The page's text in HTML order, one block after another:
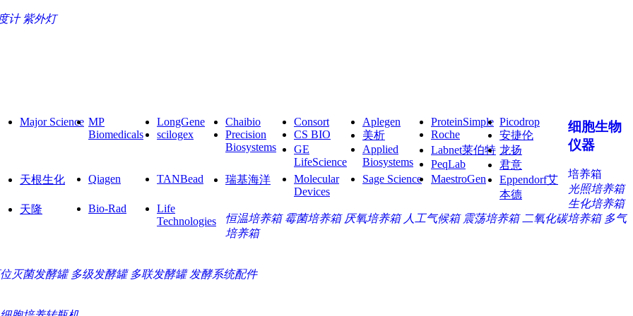
计 紫外灯
Major Science MP
Biomedicals
LongGene Chaibio Consort Aplegen ProteinSimple Picodrop
scilogex
Precision
Biosystems
CS BIO 美析 Roche
安捷伦
GE
LifeScience
Applied
Biosystems
Labnet莱伯特 龙扬
PeqLab
君意
天根生化
Qiagen TANBead 瑞基海洋
Molecular
Devices
Sage Science MaestroGen
Eppendorf艾
本德
天隆
Bio-Rad
Life
Technologies
细胞生物
仪器
培养箱
光照培养箱
生化培养箱
恒温培养箱 霉菌培养箱 厌氧培养箱 人工气候箱 震荡培养箱 二氧化碳培养箱 多气
培养箱
灭菌发酵罐 多级发酵罐 多联发酵罐 发酵系统配件